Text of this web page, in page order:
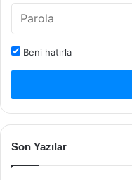
Beni hatırla
Son Yazılar